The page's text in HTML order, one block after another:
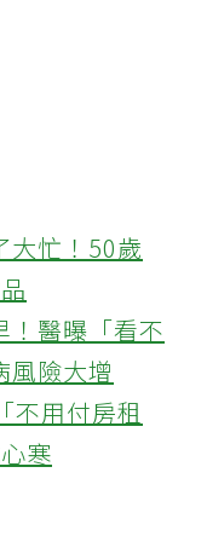
大忙！50歲
！醫曝「看不
風險大增
不用付房租
寒